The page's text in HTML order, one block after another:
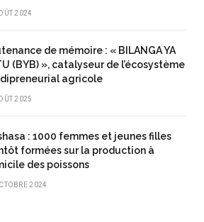
2024
de mémoire : « BILANGA YA
(BYB) », catalyseur de l’écosystème
agricole
2025
: 1000 femmes et jeunes filles
formées sur la production à
des poissons
2024